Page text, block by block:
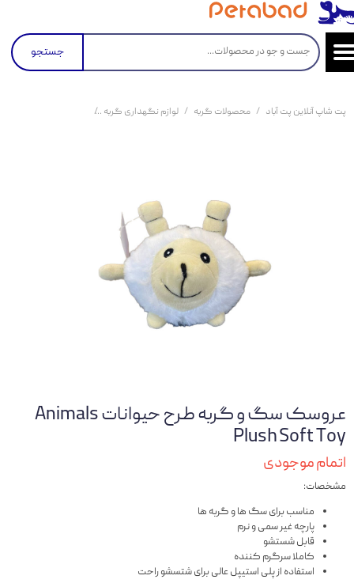
جستجو
پت شاپ آنلاین پت آباد محصولات گربه لوازم نگهداری گربه
عروسک سگ و گربه طرح حیوانات Animals
Plush Soft Toy
اتمام موجودی
مشخصات:
مناسب برای سگ ها و گربه ها
پارچه غیر سمی و نرم
قابل شستشو
کاملا سرگرم کننده
استفاده از پلی استیپل عالی برای شتسشو راحت